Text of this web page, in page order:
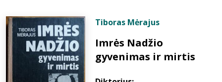
Tiboras Mėrajus
Imrės Nadžio
gyvenimas ir mirtis